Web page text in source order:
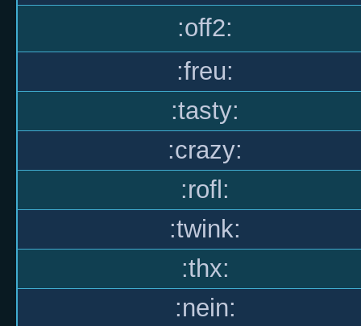
:off2:
:freu:
:tasty:
:crazy:
:rofl:
:twink:
:thx:
:nein: